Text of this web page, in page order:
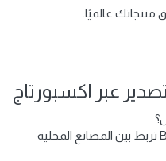
عالميًا.
عبر اكسبورتاج
هي منصة سعودية رقمية للتجارة B2B تربط بين المصانع المحلية